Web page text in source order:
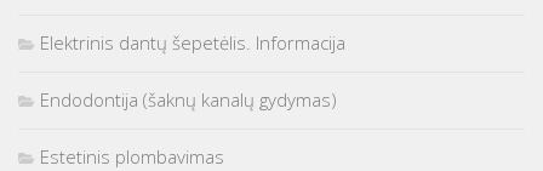
Elektrinis dantų šepetėlis. Informacija
Endodontija (šaknų kanalų gydymas)
Estetinis plombavimas